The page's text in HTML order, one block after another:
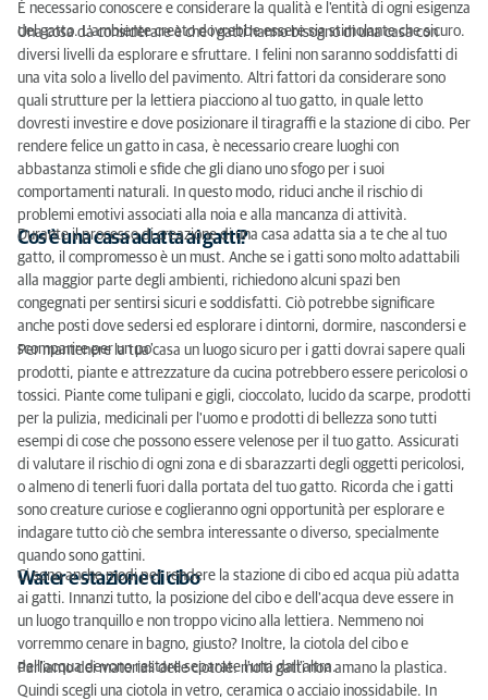
È necessario conoscere e considerare la qualità e l'entità di ogni esigenza
del gatto. L'ambiente creato dovrebbe essere sia stimolante che sicuro.
Una cosa da considerare è che i gatti hanno bisogno di una casa con
diversi livelli da esplorare e sfruttare. I felini non saranno soddisfatti di
una vita solo a livello del pavimento. Altri fattori da considerare sono
quali strutture per la lettiera piacciono al tuo gatto, in quale letto
dovresti investire e dove posizionare il tiragraffi e la stazione di cibo. Per
rendere felice un gatto in casa, è necessario creare luoghi con
abbastanza stimoli e sfide che gli diano uno sfogo per i suoi
comportamenti naturali. In questo modo, riduci anche il rischio di
problemi emotivi associati alla noia e alla mancanza di attività.
Cos'è una casa adatta ai gatti?
Durante il processo di creazione di una casa adatta sia a te che al tuo
gatto, il compromesso è un must. Anche se i gatti sono molto adattabili
alla maggior parte degli ambienti, richiedono alcuni spazi ben
congegnati per sentirsi sicuri e soddisfatti. Ciò potrebbe significare
anche posti dove sedersi ed esplorare i dintorni, dormire, nascondersi e
scomparire per un po'.
Per mantenere la tua casa un luogo sicuro per i gatti dovrai sapere quali
prodotti, piante e attrezzature da cucina potrebbero essere pericolosi o
tossici. Piante come tulipani e gigli, cioccolato, lucido da scarpe, prodotti
per la pulizia, medicinali per l'uomo e prodotti di bellezza sono tutti
esempi di cose che possono essere velenose per il tuo gatto. Assicurati
di valutare il rischio di ogni zona e di sbarazzarti degli oggetti pericolosi,
o almeno di tenerli fuori dalla portata del tuo gatto. Ricorda che i gatti
sono creature curiose e coglieranno ogni opportunità per esplorare e
indagare tutto ciò che sembra interessante o diverso, specialmente
quando sono gattini.
Water e stazione di cibo
Ci sono anche modi per rendere la stazione di cibo ed acqua più adatta
ai gatti. Innanzi tutto, la posizione del cibo e dell'acqua deve essere in
un luogo tranquillo e non troppo vicino alla lettiera. Nemmeno noi
vorremmo cenare in bagno, giusto? Inoltre, la ciotola del cibo e
dell'acqua devono restare separate l'una dall'altra.
Parliamo dei materiali delle ciotole: molti gatti non amano la plastica.
Quindi scegli una ciotola in vetro, ceramica o acciaio inossidabile. In